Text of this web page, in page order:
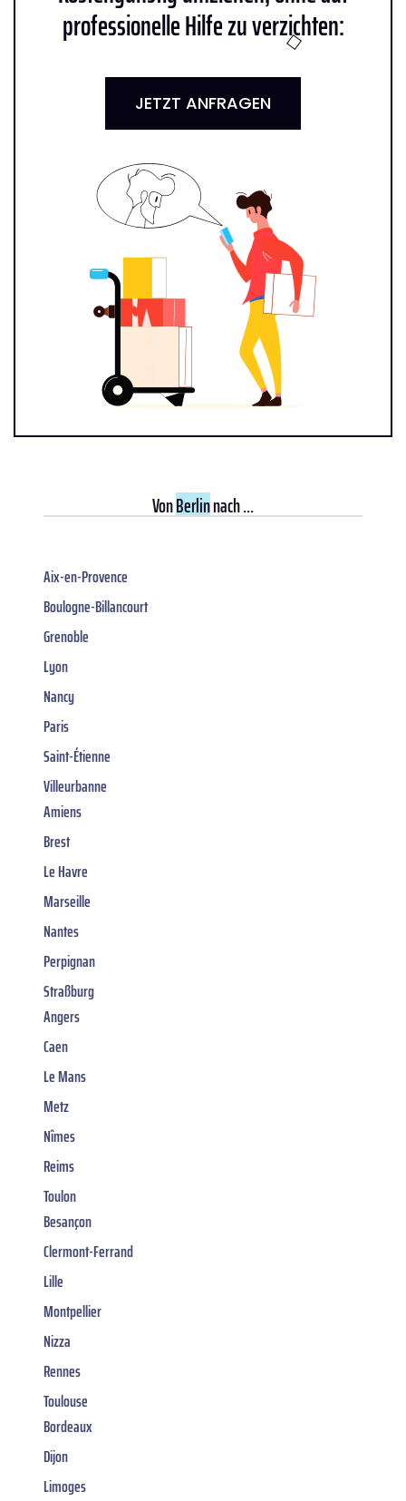
professionelle Hilfe zu verzichten:
JETZT ANFRAGEN
VonBerlinnach ...
Aix-en-Provence
Boulogne-Billancourt
Grenoble
Lyon
Nancy
Paris
Saint-Étienne
Villeurbanne
Amiens
Brest
Le Havre
Marseille
Nantes
Perpignan
Straßburg
Angers
Caen
Le Mans
Metz
Nîmes
Reims
Toulon
Besançon
Clermont-Ferrand
Lille
Montpellier
Nizza
Rennes
Toulouse
Bordeaux
Dijon
Limoges